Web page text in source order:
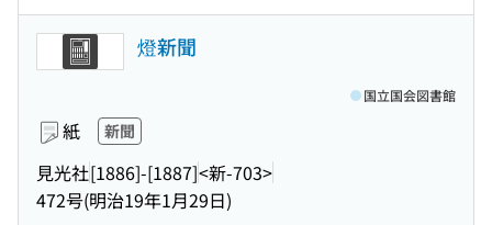
燈新聞
紙 新聞
見光社[1886]-[1887]<新-703>
472号(明治19年1月29日)
国立国会図書館